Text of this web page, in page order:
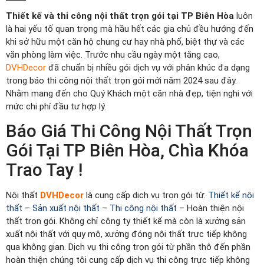
Thiết kế và thi công nội thất trọn gói tại TP Biên Hòa luôn
là hai yếu tố quan trọng mà hầu hết các gia chủ đều hướng đến
khi sở hữu một căn hộ chung cư hay nhà phố, biệt thự và các
văn phòng làm việc. Trước nhu cầu ngày một tăng cao,
DVHDecor đã chuẩn bị nhiều gói dịch vụ với phân khúc đa dạng
trong báo thi công nội thất trọn gói mới năm 2024 sau đây.
Nhằm mang đến cho Quý Khách một căn nhà đẹp, tiện nghi với
mức chi phí đầu tư hợp lý.
Báo Giá Thi Công Nội Thất Trọn
Gói Tại TP Biên Hòa, Chìa Khóa
Trao Tay !
Nội thất DVHDecor là cung cấp dịch vụ trọn gói từ: Thiết kế nội
thất – Sản xuất nội thất – Thi công nội thất – Hoàn thiện nội
thất trọn gói. Không chỉ công ty thiết kế mà còn là xưởng sản
xuất nội thất với quy mô, xưởng đóng nội thất trực tiếp không
qua không gian. Dịch vụ thi công trọn gói từ phần thô đến phần
hoàn thiện chúng tôi cung cấp dịch vụ thi công trực tiếp không